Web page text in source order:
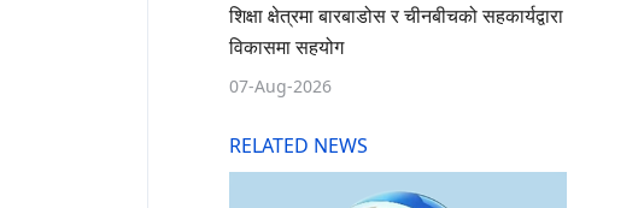
शिक्षा क्षेत्रमा बारबाडोस र चीनबीचको सहकार्यद्वारा
विकासमा सहयोग
07-Aug-2026
RELATED NEWS